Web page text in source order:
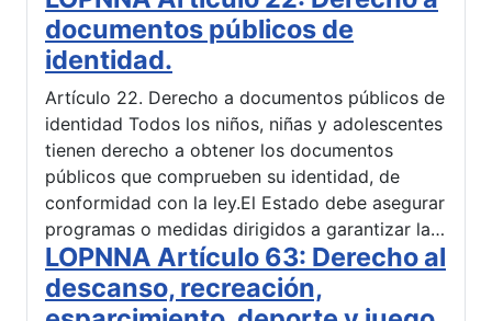
documentos públicos de
identidad.
Artículo 22. Derecho a documentos públicos de
identidad Todos los niños, niñas y adolescentes
tienen derecho a obtener los documentos
públicos que comprueben su identidad, de
conformidad con la ley.El Estado debe asegurar
programas o medidas dirigidos a garantizar la…
LOPNNA Artículo 63: Derecho al
descanso, recreación,